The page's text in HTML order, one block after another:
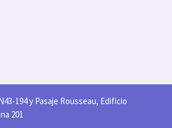
194 y Pasaje Rousseau, Edificio
201